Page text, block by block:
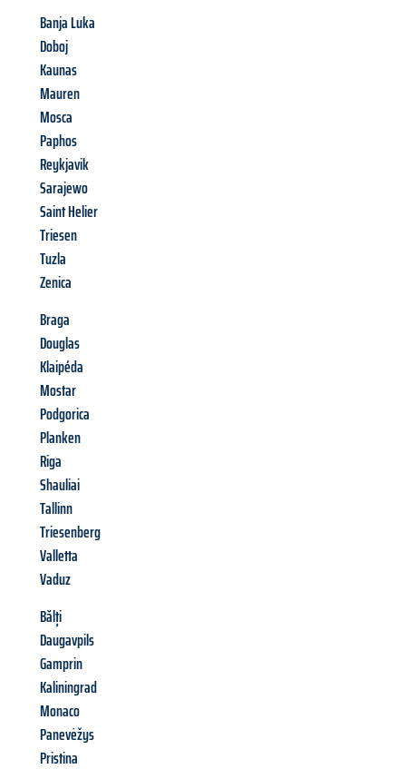
Banja Luka
Doboj
Kaunas
Mauren
Mosca
Paphos
Reykjavik
Sarajewo
Saint Helier
Triesen
Tuzla
Zenica
Braga
Douglas
Klaipéda
Mostar
Podgorica
Planken
Riga
Shauliai
Tallinn
Triesenberg
Valletta
Vaduz
Bălți
Daugavpils
Gamprin
Kaliningrad
Monaco
Panevėžys
Pristina